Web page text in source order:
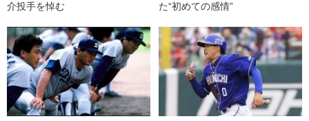
介投手を悼む
た“初めての感情”